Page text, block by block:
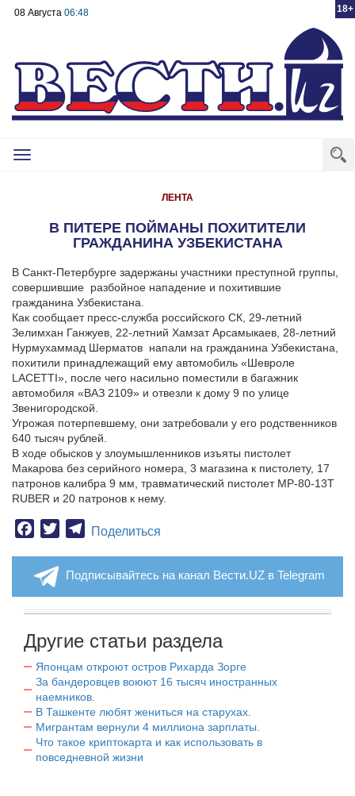
18+
08 Августа 06:48
Toggle
ЛЕНТА
В ПИТЕРЕ ПОЙМАНЫ ПОХИТИТЕЛИ
ГРАЖДАНИНА УЗБЕКИСТАНА
В Санкт-Петербурге задержаны участники преступной группы,
совершившие разбойное нападение и похитившие
гражданина Узбекистана.
Как сообщает пресс-служба российского СК, 29-летний
Зелимхан Ганжуев, 22-летний Хамзат Арсамыкаев, 28-летний
Нурмухаммад Шерматов напали на гражданина Узбекистана,
похитили принадлежащий ему автомобиль «Шевроле
LACETTI», после чего насильно поместили в багажник
автомобиля «ВАЗ 2109» и отвезли к дому 9 по улице
Звенигородской.
Угрожая потерпевшему, они затребовали у его родственников
640 тысяч рублей.
В ходе обысков у злоумышленников изъяты пистолет
Макарова без серийного номера, 3 магазина к пистолету, 17
патронов калибра 9 мм, травматический пистолет МР-80-13Т
RUBER и 20 патронов к нему.
Facebook
TwitterTelegram
Поделиться
Подписывайтесь на канал Вести.UZ в Telegram
Другие статьи раздела
Японцам откроют остров Рихарда Зорге
За бандеровцев воюют 16 тысяч иностранных
наемников.
В Ташкенте любят жениться на старухах.
Мигрантам вернули 4 миллиона зарплаты.
Что такое криптокарта и как использовать в
повседневной жизни